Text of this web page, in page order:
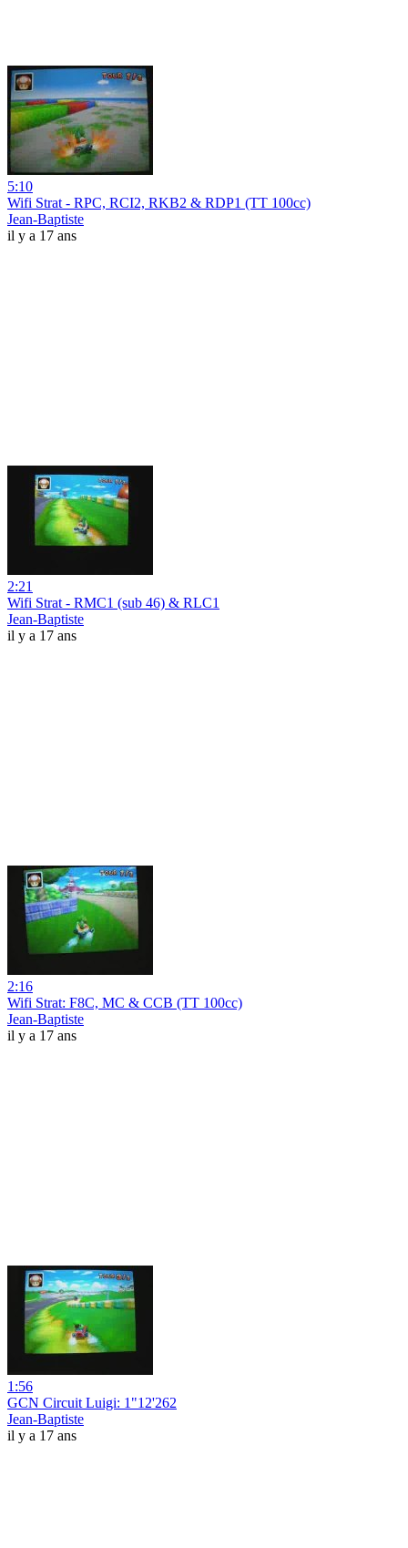
5:10
Wifi Strat - RPC, RCI2, RKB2 & RDP1 (TT 100cc)
Jean-Baptiste
il y a 17 ans
2:21
Wifi Strat - RMC1 (sub 46) & RLC1
Jean-Baptiste
il y a 17 ans
2:16
Wifi Strat: F8C, MC & CCB (TT 100cc)
Jean-Baptiste
il y a 17 ans
1:56
GCN Circuit Luigi: 1"12'262
Jean-Baptiste
il y a 17 ans